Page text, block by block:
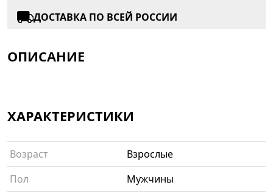
ДОСТАВКА ПО ВСЕЙ РОССИИ
ОПИСАНИЕ
ХАРАКТЕРИСТИКИ
Возраст
Взрослые
Пол
Мужчины